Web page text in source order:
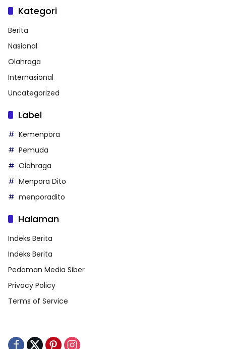
Kategori
Berita
Nasional
Olahraga
Internasional
Uncategorized
Label
Kemenpora
Pemuda
Olahraga
Menpora Dito
menporadito
Halaman
Indeks Berita
Indeks Berita
Pedoman Media Siber
Privacy Policy
Terms of Service